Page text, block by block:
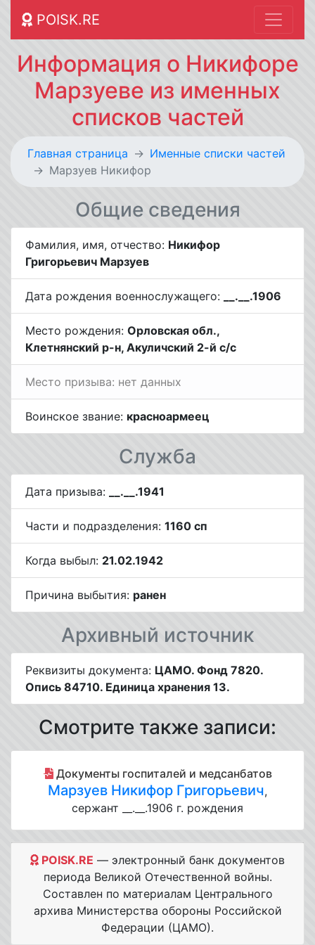
POISK.RE
Информация о Никифоре
Марзуеве из именных
списков частей
Главная страница
Именные списки частей
Марзуев Никифор
Общие сведения
Фамилия, имя, отчество: Никифор
Григорьевич Марзуев
Дата рождения военнослужащего: __.__.1906
Место рождения: Орловская обл.,
Клетнянский р-н, Акуличский 2-й с/с
Место призыва: нет данных
Воинское звание: красноармеец
Служба
Дата призыва: __.__.1941
Части и подразделения: 1160 сп
Когда выбыл: 21.02.1942
Причина выбытия: ранен
Архивный источник
Реквизиты документа: ЦАМО. Фонд 7820.
Опись 84710. Единица хранения 13.
Смотрите также записи:
Документы госпиталей и медсанбатов
Марзуев Никифор Григорьевич,
сержант __.__.1906 г. рождения
POISK.RE — электронный банк документов
периода Великой Отечественной войны.
Составлен по материалам Центрального
архива Министерства обороны Российской
Федерации (ЦАМО).